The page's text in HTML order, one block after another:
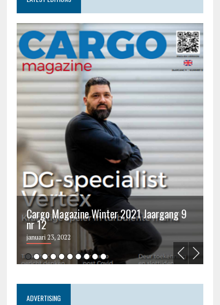
Cargo Magazine Winter 2021 Jaargang 9
nr 12
januari 23, 2022
ADVERTISING